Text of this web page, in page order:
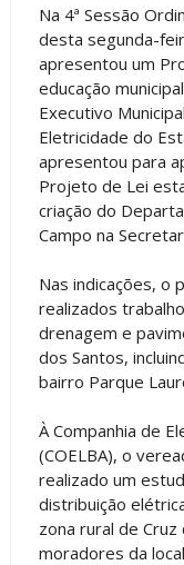
Na 4ª Sessão
desta segunda-
apresentou um
educação
Executivo
Eletricidade do
apresentou para
Projeto de Lei
criação do
Campo na
Nas indicações, o
realizados
drenagem e
dos Santos,
bairro Parque
À Companhia de
(COELBA), o
realizado um
distribuição
zona rural de
moradores da